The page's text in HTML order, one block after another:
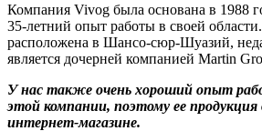
Компания Vivog была основана в 1988
35-летний опыт работы в своей
расположена в Шансо-сюр-Шуазий,
является дочерней компанией Martin
У нас также очень хороший опыт
этой компании, поэтому ее
интернет-магазине.